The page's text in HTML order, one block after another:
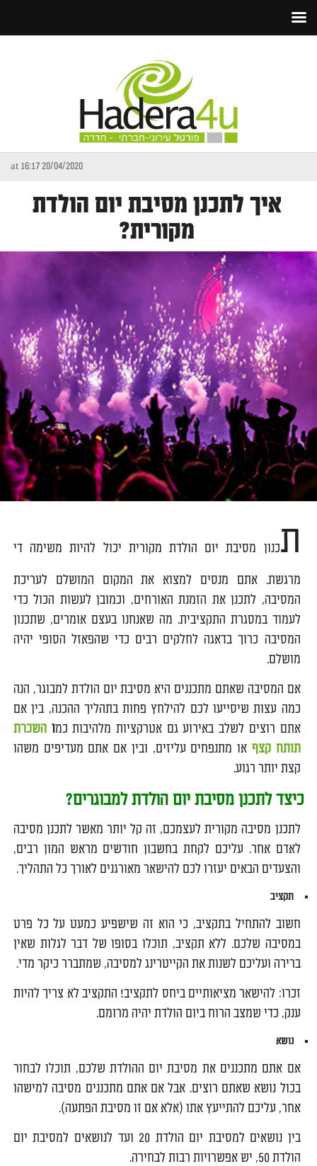
20/04/2020 at 16:17
איך לתכנן מסיבת יום הולדת
מקורית?
תכנון מסיבת יום הולדת מקורית יכול להיות משימה די
מרגשת. אתם מנסים למצוא את המקום המושלם לעריכת
המסיבה, לתכנן את הזמנת האורחים, וכמובן לעשות הכול כדי
לעמוד במסגרת התקציבית. מה שאנחנו בעצם אומרים, שתכנון
המסיבה כרוך בדאגה לחלקים רבים כדי שהפאזל הסופי יהיה
מושלם.
אם המסיבה שאתם מתכננים היא מסיבת יום הולדת למבוגר, הנה
כמה עצות שיסייעו לכם להילחץ פחות בתהליך ההכנה, בין אם
אתם רוצים לשלב באירוע גם אטרקציות מלהיבות כמוהשכרת
תותח קצף או מתנפחים עליזים, ובין אם אתם מעדיפים משהו
קצת יותר רגוע.
כיצד לתכנן מסיבת יום הולדת למבוגרים?
לתכנן מסיבה מקורית לעצמכם, זה קל יותר מאשר לתכנן מסיבה
לאדם אחר. עליכם לקחת בחשבון חודשים מראש המון רבים,
והצעדים הבאים יעזרו לכם להישאר מאורגנים לאורך כל התהליך.
תקציב
חשוב להתחיל בתקציב, כי הוא זה שישפיע כמעט על כל פרט
במסיבה שלכם. ללא תקציב, תוכלו בסופו של דבר לגלות שאין
ברירה ועליכם לשנות את הקייטרינג למסיבה, שמתברר כיקר מדי.
זכרו: להישאר מציאותיים ביחס לתקציב! התקציב לא צריך להיות
ענק, כדי שמצב הרוח ביום הולדת יהיה מרומם.
נושא
אם אתם מתכננים את מסיבת יום ההולדת שלכם, תוכלו לבחור
בכול נושא שאתם רוצים. אבל אם אתם מתכננים מסיבה למישהו
אחר, עליכם להתייעץ אתו (אלא אם זו מסיבת הפתעה).
בין נושאים למסיבת יום הולדת 20 ועד לנושאים למסיבת יום
הולדת 50, יש אפשרויות רבות לבחירה.